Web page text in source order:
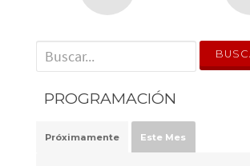
' . __('Search for:') . '
PROGRAMACIÓN
Próximamente Este Mes